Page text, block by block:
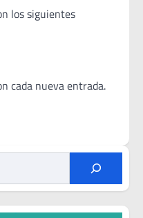
los siguientes
cada nueva entrada.